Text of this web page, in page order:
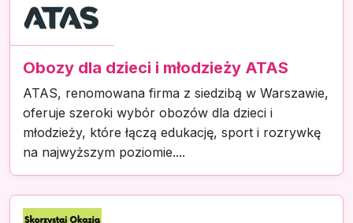
Obozy dla dzieci i młodzieży ATAS
ATAS, renomowana firma z siedzibą w Warszawie,
oferuje szeroki wybór obozów dla dzieci i
młodzieży, które łączą edukację, sport i rozrywkę
na najwyższym poziomie....